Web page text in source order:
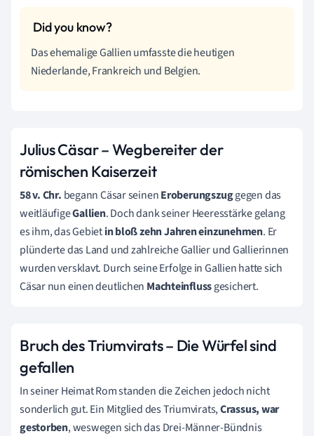
Das ehemalige Gallien umfasste die heutigen
Niederlande, Frankreich und Belgien.
Julius Cäsar – Wegbereiter der
römischen Kaiserzeit
58 v. Chr. begann Cäsar seinenEroberungszuggegen das
weitläufigeGallien. Doch dank seiner Heeresstärke gelang
es ihm, das Gebietin bloß zehn Jahren einzunehmen. Er
plünderte das Land und zahlreiche Gallier und Gallierinnen
wurden versklavt. Durch seine Erfolge in Gallien hatte sich
Cäsar nun einen deutlichen Machteinflussgesichert.
Bruch des Triumvirats – Die Würfel sind
gefallen
In seiner Heimat Rom standen die Zeichen jedoch nicht
sonderlich gut. Ein Mitglied des Triumvirats,Crassus, war
gestorben, weswegen sich das Drei-Männer-Bündnis